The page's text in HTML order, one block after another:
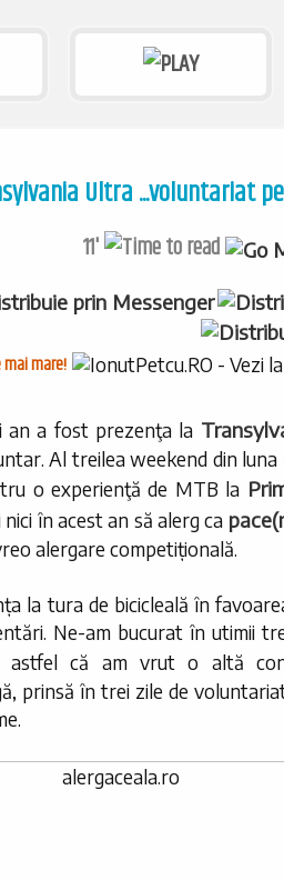
Ultra ...voluntariat
11'
mare!
an a fost prezenţa la
Al treilea weekend din luna
o experienţă de MTB la
în acest an să alerg ca
alergare competițională.
la tura de bicicleală în
Ne-am bucurat în utimii
astfel că am vrut o altă
prinsă în trei zile de